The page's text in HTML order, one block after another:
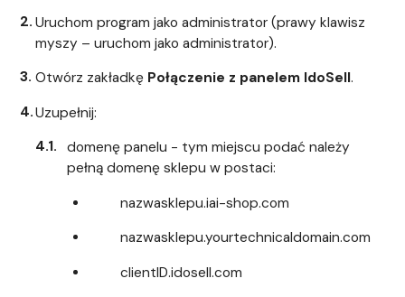
Uruchom program jako administrator (prawy klawisz
myszy – uruchom jako administrator).
Otwórz zakładkę Połączenie z panelem IdoSell.
Uzupełnij:
domenę panelu - tym miejscu podać należy
pełną domenę sklepu w postaci:
nazwasklepu.iai-shop.com
nazwasklepu.yourtechnicaldomain.com
clientID.idosell.com